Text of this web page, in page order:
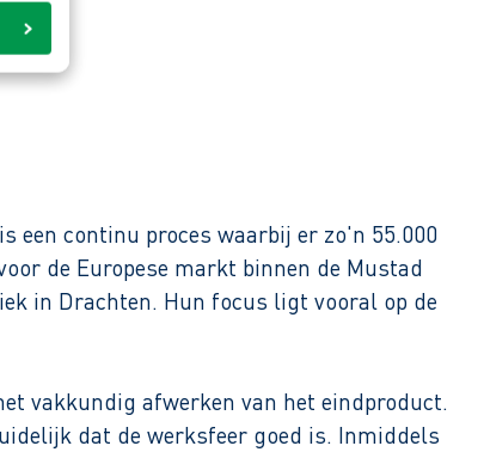
een continu proces waarbij er zo'n 55.000
de Europese markt binnen de Mustad
in Drachten. Hun focus ligt vooral op de
vakkundig afwerken van het eindproduct.
dat de werksfeer goed is. Inmiddels